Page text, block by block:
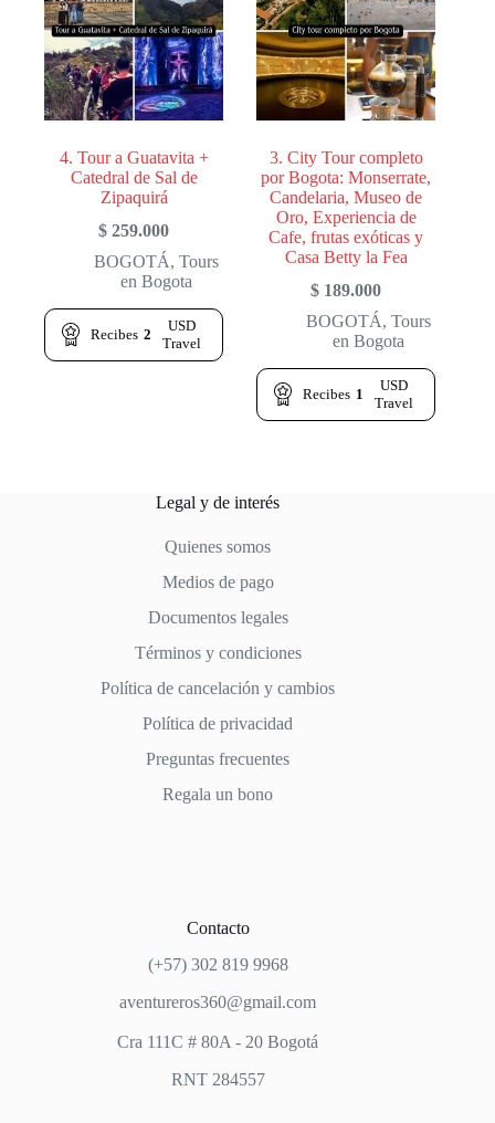
4. Tour a Guatavita +
Catedral de Sal de
Zipaquirá
$ 259.000
BOGOTÁ, Tours
en Bogota
Recibes 2
USD
Travel
3. City Tour completo
por Bogota: Monserrate,
Candelaria, Museo de
Oro, Experiencia de
Cafe, frutas exóticas y
Casa Betty la Fea
$ 189.000
BOGOTÁ, Tours
en Bogota
Recibes 1
USD
Travel
Legal y de interés
Quienes somos
Medios de pago
Documentos legales
Términos y condiciones
Política de cancelación y cambios
Política de privacidad
Preguntas frecuentes
Regala un bono
Contacto
(+57) 302 819 9968
aventureros360@gmail.com
Cra 111C # 80A - 20 Bogotá
RNT 284557